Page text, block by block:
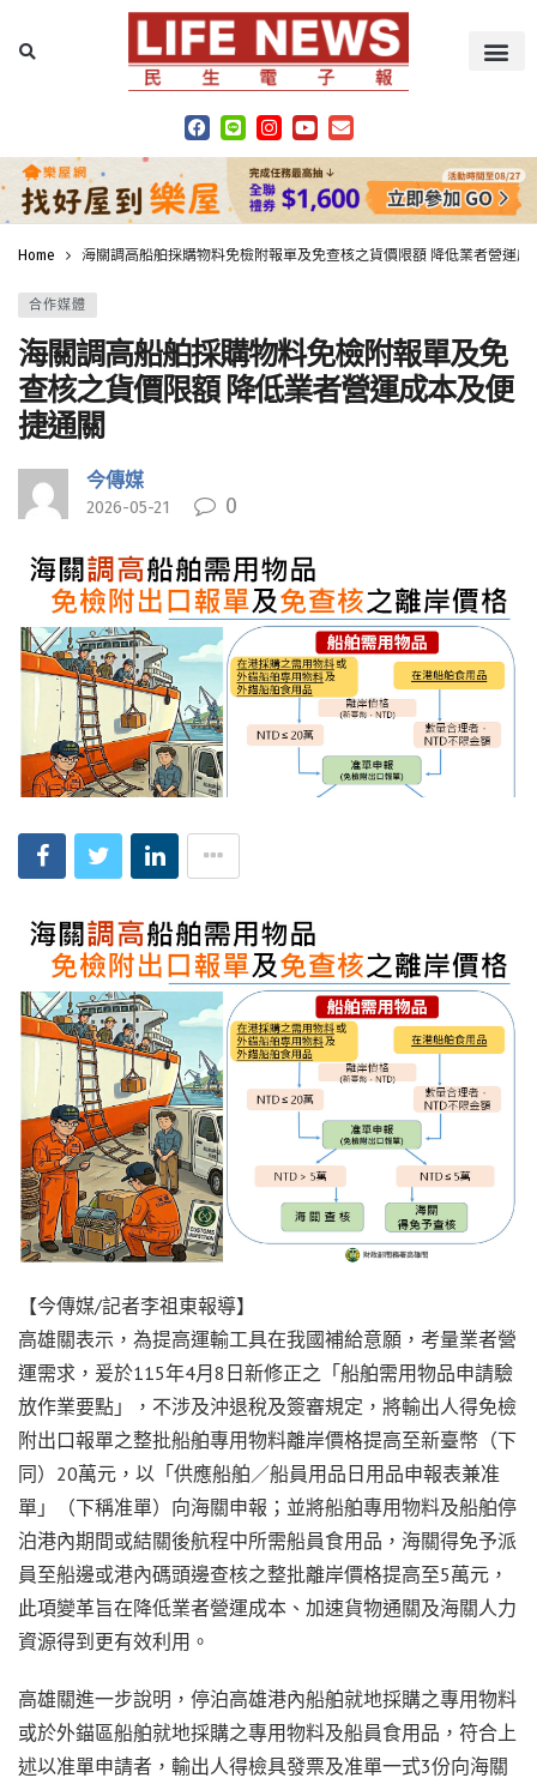
Home 海關調高船舶採購物料免檢附報單及免查核之貨價限額 降低業者營運成
合作媒體
海關調高船舶採購物料免檢附報單及免
查核之貨價限額 降低業者營運成本及便
捷通關
今傳媒
2026-05-21 0
【今傳媒/記者李祖東報導】
高雄關表示，為提高運輸工具在我國補給意願，考量業者營
運需求，爰於115年4月8日新修正之「船舶需用物品申請驗
放作業要點」，不涉及沖退稅及簽審規定，將輸出人得免檢
附出口報單之整批船舶專用物料離岸價格提高至新臺幣（下
同）20萬元，以「供應船舶／船員用品日用品申報表兼准
單」（下稱准單）向海關申報；並將船舶專用物料及船舶停
泊港內期間或結關後航程中所需船員食用品，海關得免予派
員至船邊或港內碼頭邊查核之整批離岸價格提高至5萬元，
此項變革旨在降低業者營運成本、加速貨物通關及海關人力
資源得到更有效利用。
高雄關進一步說明，停泊高雄港內船舶就地採購之專用物料
或於外錨區船舶就地採購之專用物料及船員食用品，符合上
述以准單申請者，輸出人得檢具發票及准單一式3份向海關